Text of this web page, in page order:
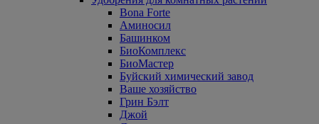
Bona Forte
Аминосил
Башинком
БиоКомплекс
БиоМастер
Буйский химический завод
Ваше хозяйство
Грин Бэлт
Джой